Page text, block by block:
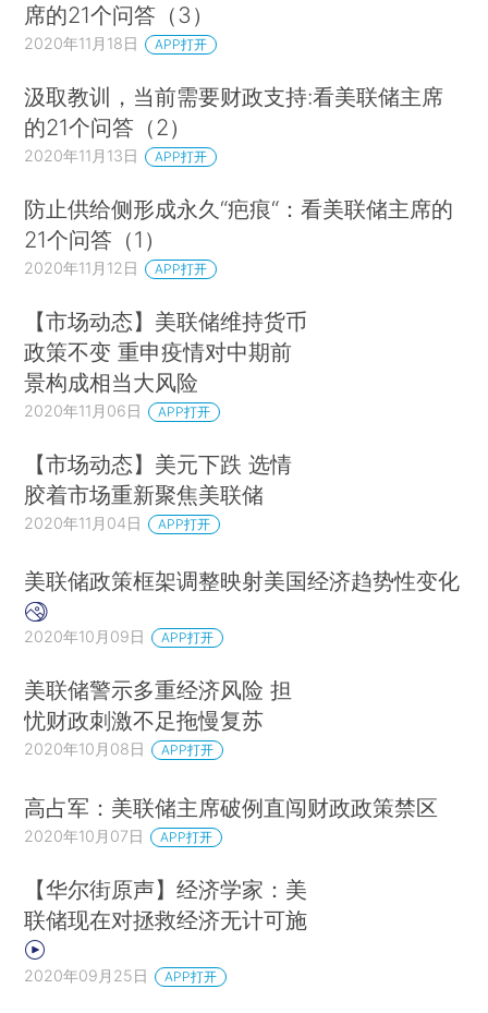
席的21个问答（3）
2020年11月18日 APP打开
汲取教训，当前需要财政支持:看美联储主席
的21个问答（2）
2020年11月13日 APP打开
防止供给侧形成永久“疤痕“：看美联储主席的
21个问答（1）
2020年11月12日 APP打开
【市场动态】美联储维持货币
政策不变 重申疫情对中期前
景构成相当大风险
2020年11月06日 APP打开
【市场动态】美元下跌 选情
胶着市场重新聚焦美联储
2020年11月04日 APP打开
美联储政策框架调整映射美国经济趋势性变化
2020年10月09日 APP打开
美联储警示多重经济风险 担
忧财政刺激不足拖慢复苏
2020年10月08日 APP打开
高占军：美联储主席破例直闯财政政策禁区
2020年10月07日 APP打开
【华尔街原声】经济学家：美
联储现在对拯救经济无计可施
2020年09月25日 APP打开